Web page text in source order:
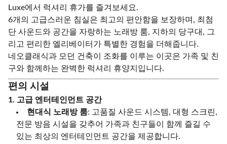
Luxe에서 럭셔리 휴가를 즐겨보세요.
6개의 고급스러운 침실은 최고의 편안함을 보장하며, 최첨
단 사운드와 공간을 자랑하는 노래방 룸, 지하의 당구대, 그
리고 편리한 엘리베이터가 특별한 경험을 더해줍니다.
네오클래식과 모던 건축이 조화를 이루는 이곳은 가족 및 친
구와 함께하는 완벽한 럭셔리 휴양지입니다.
편의 시설
1. 고급 엔터테인먼트 공간
현대식 노래방 룸: 고품질 사운드 시스템, 대형 스크린,
전문 방음 시설을 갖추어 가족과 친구들이 함께 즐길 수
있는 최상의 엔터테인먼트 공간을 제공합니다.